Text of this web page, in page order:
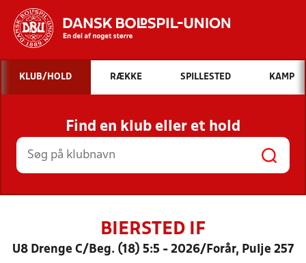
Hvad vil du søge efter?
INDHOLD OG NYHEDER
STILLINGER, RESULTATER, KLUBBER OG
HOLD
KLUB/HOLD RÆKKE SPILLESTED KAMP
Find en klub eller et hold
BIERSTED IF
U8 Drenge C/Beg. (18) 5:5 - 2026/Forår, Pulje 257